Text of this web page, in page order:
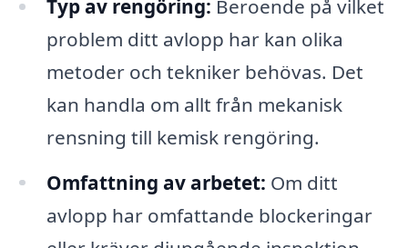
Typ av rengöring: Beroende på vilket
problem ditt avlopp har kan olika
metoder och tekniker behövas. Det
kan handla om allt från mekanisk
rensning till kemisk rengöring.
Omfattning av arbetet: Om ditt
avlopp har omfattande blockeringar